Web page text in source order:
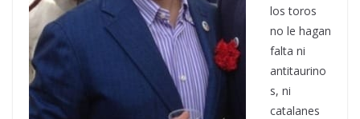
los toros
no le hagan
falta ni
antitaurino
s, ni
catalanes